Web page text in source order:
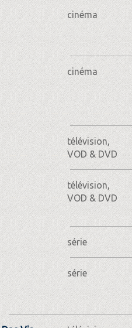
cinéma
cinéma
télévision,
VOD & DVD
télévision,
VOD & DVD
série
série